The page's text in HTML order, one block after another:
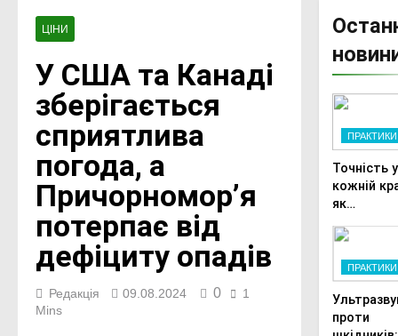
ЦІНИ
У США та Канаді
зберігається
сприятлива
погода, а
Причорномор’я
потерпає від
дефіциту опадів
Редакція 09.08.2024 0
1
Mins
ПРАКТИКИ
Точність у
кожній
як
підвищує
прибутки
малого
фермера
ПРАКТИКИ
проти